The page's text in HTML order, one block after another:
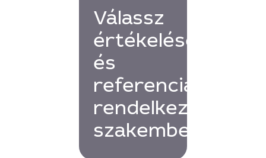
Válassz
értékelésekkel
és
referenciákkal
rendelkező
szakembert!